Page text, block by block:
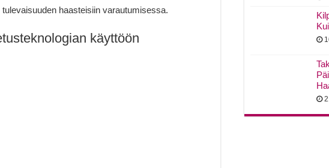
haasteisiin varautumisessa.
käyttöön